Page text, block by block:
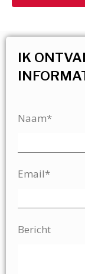
IK
Naam*
Email*
Bericht